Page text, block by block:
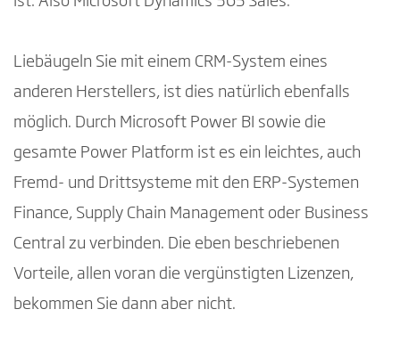
Liebäugeln Sie mit einem CRM-System eines
anderen Herstellers, ist dies natürlich ebenfalls
möglich. Durch Microsoft Power BI sowie die
gesamte Power Platform ist es ein leichtes, auch
Fremd- und Drittsysteme mit den ERP-Systemen
Finance, Supply Chain Management oder Business
Central zu verbinden. Die eben beschriebenen
Vorteile, allen voran die vergünstigten Lizenzen,
bekommen Sie dann aber nicht.